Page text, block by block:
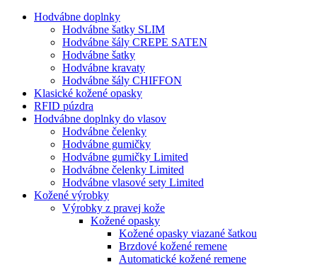
Hodvábne doplnky
Hodvábne šatky SLIM
Hodvábne šály CREPE SATEN
Hodvábne šatky
Hodvábne kravaty
Hodvábne šály CHIFFON
Klasické kožené opasky
RFID púzdra
Hodvábne doplnky do vlasov
Hodvábne čelenky
Hodvábne gumičky
Hodvábne gumičky Limited
Hodvábne čelenky Limited
Hodvábne vlasové sety Limited
Kožené výrobky
Výrobky z pravej kože
Kožené opasky
Kožené opasky viazané šatkou
Brzdové kožené remene
Automatické kožené remene